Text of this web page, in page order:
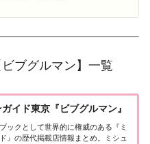
ブグルマン】一覧
イド東京『ビブグルマン』
ックとして世界的に権威のある『ミ
』の歴代掲載店情報まとめ。ミシュ